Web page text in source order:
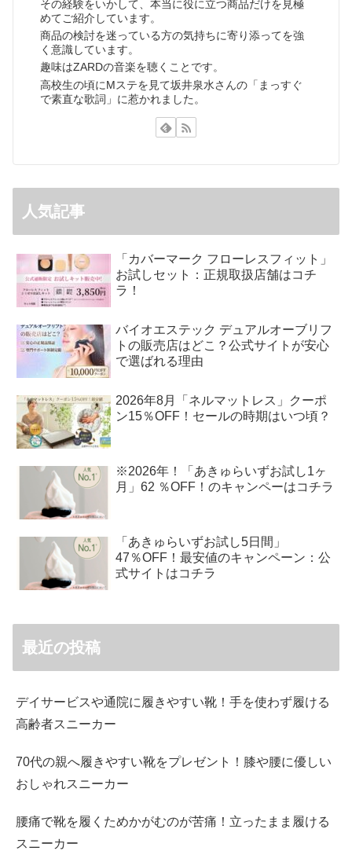
その経験をいかして、本当に役に立つ商品だけを見極
めてご紹介しています。
商品の検討を迷っている方の気持ちに寄り添ってを強
く意識しています。
趣味はZARDの音楽を聴くことです。
高校生の頃にMステを見て坂井泉水さんの「まっすぐ
で素直な歌詞」に惹かれました。
人気記事
「カバーマーク フローレスフィット」
お試しセット：正規取扱店舗はコチ
ラ！
バイオエステック デュアルオーブリフ
トの販売店はどこ？公式サイトが安心
で選ばれる理由
2026年8月「ネルマットレス」クーポ
ン15％OFF！セールの時期はいつ頃？
※2026年！「あきゅらいずお試し1ヶ
月」62 ％OFF！のキャンペーはコチラ
「あきゅらいずお試し5日間」
47％OFF！最安値のキャンペーン：公
式サイトはコチラ
最近の投稿
デイサービスや通院に履きやすい靴！手を使わず履ける
高齢者スニーカー
70代の親へ履きやすい靴をプレゼント！膝や腰に優しい
おしゃれスニーカー
腰痛で靴を履くためかがむのが苦痛！立ったまま履ける
スニーカー